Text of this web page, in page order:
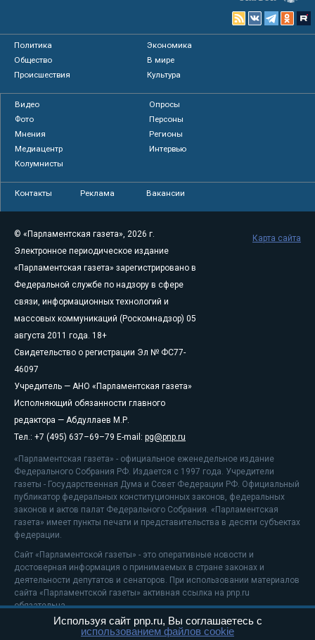
Политика
Экономика
Общество
В мире
Происшествия
Культура
Видео
Опросы
Фото
Персоны
Мнения
Регионы
Медиацентр
Интервью
Колумнисты
Контакты Реклама Вакансии
© «Парламентская газета», 2026 г.
Электронное периодическое издание
«Парламентская газета» зарегистрировано в
Федеральной службе по надзору в сфере
связи, информационных технологий и
массовых коммуникаций (Роскомнадзор) 05
августа 2011 года. 18+
Свидетельство о регистрации Эл № ФС77-
46097
Учредитель — АНО «Парламентская газета»
Исполняющий обязанности главного
редактора — Абдуллаев М.Р.
Тел.: +7 (495) 637–69–79 E-mail: pg@pnp.ru
«Парламентская газета» - официальное еженедельное издание
Федерального Собрания РФ. Издается с 1997 года. Учредители
газеты - Государственная Дума и Совет Федерации РФ. Официальный
публикатор федеральных конституционных законов, федеральных
законов и актов палат Федерального Собрания. «Парламентская
газета» имеет пункты печати и представительства в десяти субъектах
федерации.
Сайт «Парламентской газеты» - это оперативные новости и
достоверная информация о принимаемых в стране законах и
деятельности депутатов и сенаторов. При использовании материалов
сайта «Парламентской газеты» активная ссылка на pnp.ru
обязательна.
На информационном ресурсе применяютсярекомендательные
Карта сайта
Используя сайт pnp.ru, Вы соглашаетесь с
использованием файлов cookie